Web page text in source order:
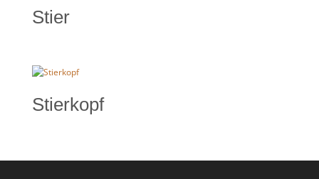
Stier
Stierkopf